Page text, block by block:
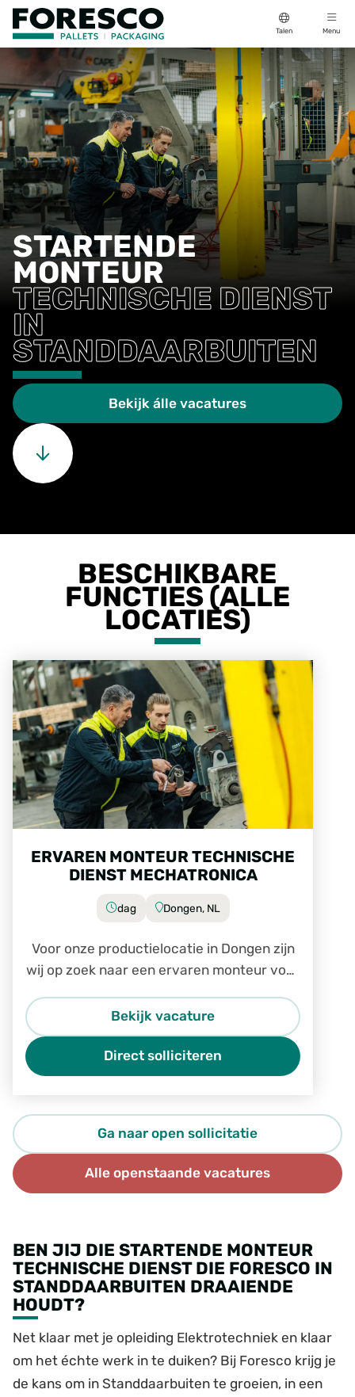
Talen Menu
STARTENDE
MONTEUR
TECHNISCHE DIENST
IN
STANDDAARBUITEN
Bekijk álle vacatures
BESCHIKBARE
FUNCTIES (ALLE
LOCATIES)
ERVAREN MONTEUR TECHNISCHE
DIENST MECHATRONICA
dag Dongen, NL
Voor onze productielocatie in Dongen zijn
wij op zoek naar een ervaren monteur voor
Bekijk vacature
Direct solliciteren
Ga naar open sollicitatie
Alle openstaande vacatures
BEN JIJ DIE STARTENDE MONTEUR
TECHNISCHE DIENST DIE FORESCO IN
STANDDAARBUITEN DRAAIENDE
HOUDT?
Net klaar met je opleiding Elektrotechniek en klaar
om het échte werk in te duiken? Bij Foresco krijg je
de kans om in Standdaarbuiten te groeien, in een